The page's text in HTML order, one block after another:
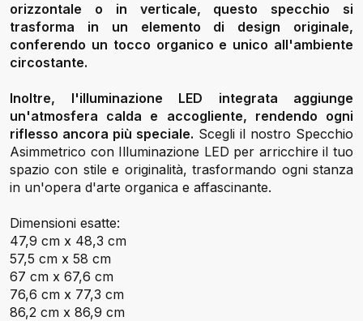
orizzontale o in verticale, questo specchio si
trasforma in un elemento di design originale,
conferendo un tocco organico e unico all'ambiente
circostante.
Inoltre, l'illuminazione LED integrata aggiunge
un'atmosfera calda e accogliente, rendendo ogni
riflesso ancora più speciale. Scegli il nostro Specchio
Asimmetrico con Illuminazione LED per arricchire il tuo
spazio con stile e originalità, trasformando ogni stanza
in un'opera d'arte organica e affascinante.
Dimensioni esatte:
47,9 cm x 48,3 cm
57,5 cm x 58 cm
67 cm x 67,6 cm
76,6 cm x 77,3 cm
86,2 cm x 86,9 cm